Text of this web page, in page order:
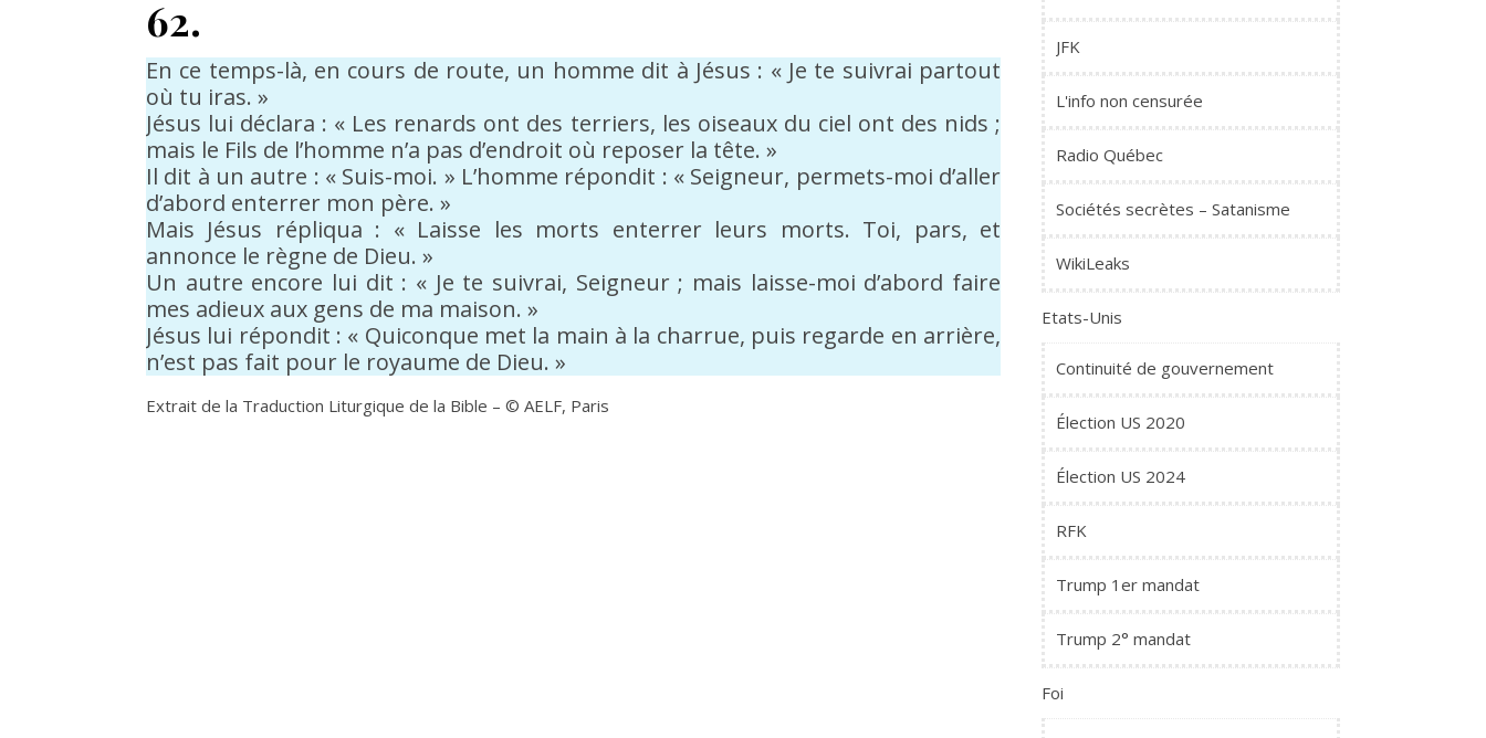
62.
En ce temps-là, en cours de route, un homme dit à Jésus : « Je te suivrai partout
où tu iras. »
Jésus lui déclara : « Les renards ont des terriers, les oiseaux du ciel ont des nids ;
mais le Fils de l’homme n’a pas d’endroit où reposer la tête. »
Il dit à un autre : « Suis-moi. » L’homme répondit : « Seigneur, permets-moi d’aller
d’abord enterrer mon père. »
Mais Jésus répliqua : « Laisse les morts enterrer leurs morts. Toi, pars, et
annonce le règne de Dieu. »
Un autre encore lui dit : « Je te suivrai, Seigneur ; mais laisse-moi d’abord faire
mes adieux aux gens de ma maison. »
Jésus lui répondit : « Quiconque met la main à la charrue, puis regarde en arrière,
n’est pas fait pour le royaume de Dieu. »
Extrait de la Traduction Liturgique de la Bible – © AELF, Paris
JFK
L'info non censurée
Radio Québec
Sociétés secrètes – Satanisme
WikiLeaks
Etats-Unis
Continuité de gouvernement
Élection US 2020
Élection US 2024
RFK
Trump 1er mandat
Trump 2° mandat
Foi